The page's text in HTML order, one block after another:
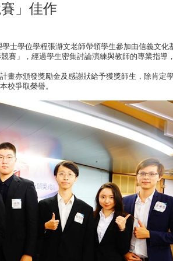
」佳作
士學位學程張瀞文老師帶領學生參加由信義文化
賽」，經過學生密集討論演練與教師的專業指導
畫亦頒發獎勵金及感謝狀給予獲獎師生，除肯定
校爭取榮譽。